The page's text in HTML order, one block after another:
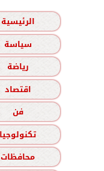
الرئيسية
سياسة
رياضة
اقتصاد
فن
تكنولوجيا
محافظات